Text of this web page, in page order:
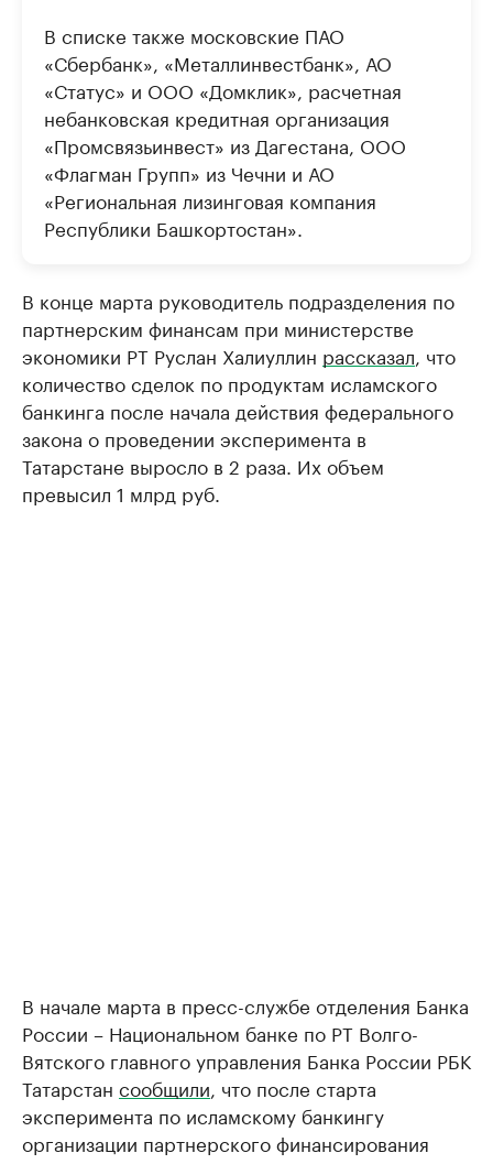
В списке также московские ПАО
«Сбербанк», «Металлинвестбанк», АО
«Статус» и ООО «Домклик», расчетная
небанковская кредитная организация
«Промсвязьинвест» из Дагестана, ООО
«Флагман Групп» из Чечни и АО
«Региональная лизинговая компания
Республики Башкортостан».
В конце марта руководитель подразделения по
партнерским финансам при министерстве
экономики РТ Руслан Халиуллин рассказал , что
количество сделок по продуктам исламского
банкинга после начала действия федерального
закона о проведении эксперимента в
Татарстане выросло в 2 раза. Их объем
превысил 1 млрд руб.
В начале марта в пресс-службе отделения Банка
России – Национальном банке по РТ Волго-
Вятского главного управления Банка России РБК
Татарстан сообщили , что после старта
эксперимента по исламскому банкингу
организации партнерского финансирования